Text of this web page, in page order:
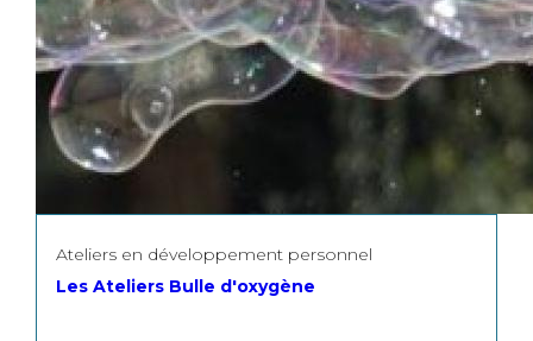
pour vous aider à vivre de manière harmonieuse
votre maternité. Voici les différents thèmes qui
peuvent être présentés: Allaitement Haptonomie
La kiné post-natale Les massages bébé La
nutrition Yoga-périnée post-natal
Bouleversements émotionnels post-partum Le
changement du corps après la maternité Pour
connaître les dates et thèmes nous vous invitons à
consulter notre page « actualités ».
Ateliers en développement personnel
Les Ateliers Bulle d'oxygène